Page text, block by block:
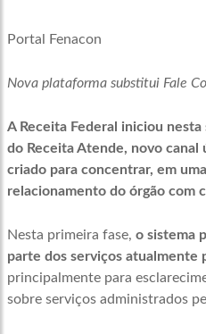
Portal Fenacon
Nova plataforma substitui Fale
A Receita Federal iniciou
do Receita Atende, novo
criado para concentrar, em
relacionamento do órgão com
Nesta primeira fase, o sistema
parte dos serviços atualmente
principalmente para
sobre serviços administrados